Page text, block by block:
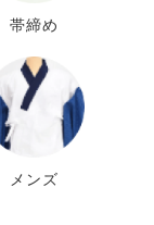
帯締め
メンズ